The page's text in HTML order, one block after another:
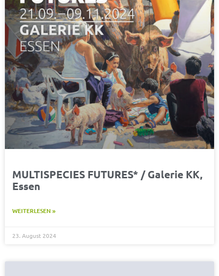
MULTISPECIES FUTURES* / Galerie KK,
Essen
WEITERLESEN »
23. August 2024